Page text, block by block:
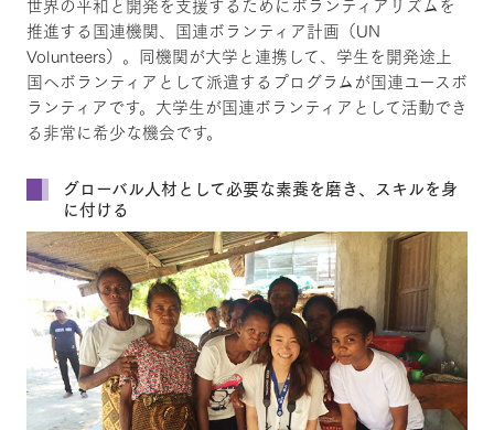
推進する国連機関、国連ボランティア計画（UN
Volunteers）。同機関が大学と連携して、学生を開発途上
国へボランティアとして派遣するプログラムが国連ユースボ
ランティアです。大学生が国連ボランティアとして活動でき
る非常に希少な機会です。
グローバル人材として必要な素養を磨き、スキルを身
に付ける